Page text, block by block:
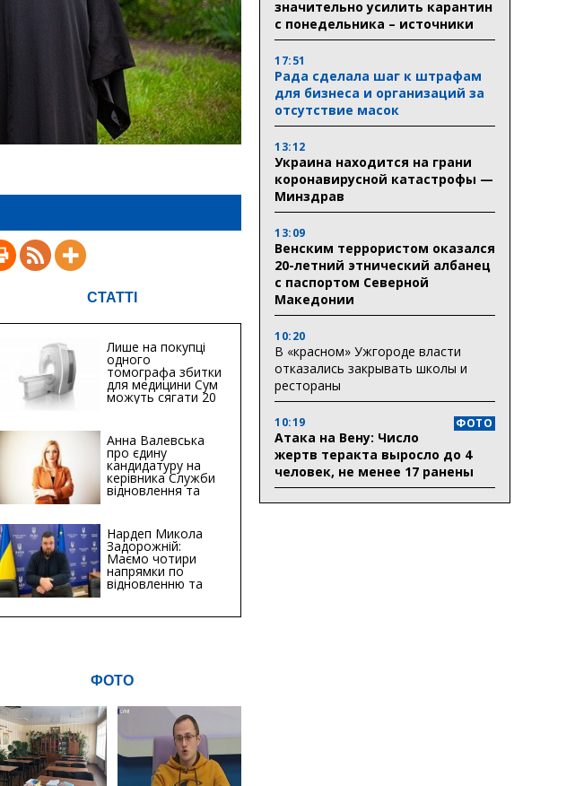
СТАТТІ
Лише на покупці
одного
томографа збитки
для медицини Сум
можуть сягати 20
Анна Валевська
про єдину
кандидатуру на
керівника Служби
відновлення та
Хіба...
Нардеп Микола
Задорожній:
Маємо чотири
напрямки по
відновленню та
інфраструктури
ФОТО
значительно усилить карантин
с понедельника – источники
17:51
Рада сделала шаг к штрафам
для бизнеса и организаций за
отсутствие масок
13:12
Украина находится на грани
коронавирусной катастрофы —
Минздрав
13:09
Венским террористом оказался
20-летний этнический албанец
с паспортом Северной
Македонии
10:20
В «красном» Ужгороде власти
отказались закрывать школы и
рестораны
10:19 ФОТО
Атака на Вену: Число
жертв теракта выросло до 4
человек, не менее 17 ранены